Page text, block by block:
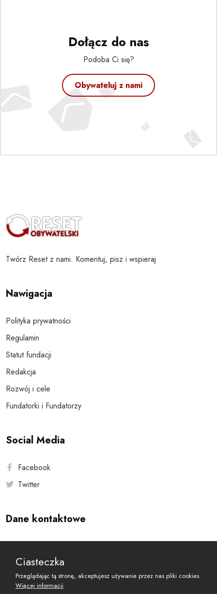
Dołącz do nas
Podoba Ci się?
Obywateluj z nami
Twórz Reset z nami. Komentuj, pisz i wspieraj
Nawigacja
Polityka prywatności
Regulamin
Statut fundacji
Redakcja
Rozwój i cele
Fundatorki i Fundatorzy
Social Media
Facebook
Twitter
Dane kontaktowe
reset@resetobywatelski.pl
Ciasteczka
Przeglądając tą stronę, akceptujesz używanie przez nas pliki cookies.
Więcej informacji